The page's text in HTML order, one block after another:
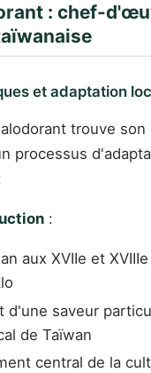
: chef-
et adaptation
trouve son
processus
:
aux XVIIe et
d'une saveur
de Taïwan
central de la